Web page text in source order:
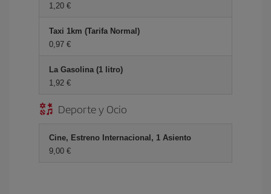
1,20 €
Taxi 1km (Tarifa Normal)
0,97 €
La Gasolina (1 litro)
1,92 €
Deporte y Ocio
Cine, Estreno Internacional, 1 Asiento
9,00 €